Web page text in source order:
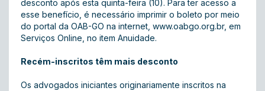
desconto após esta quinta-feira (10). Para ter acesso a
esse benefício, é necessário imprimir o boleto por meio
do portal da OAB-GO na internet, www.oabgo.org.br, em
Serviços Online, no item Anuidade.
Recém-inscritos têm mais desconto
Os advogados iniciantes originariamente inscritos na